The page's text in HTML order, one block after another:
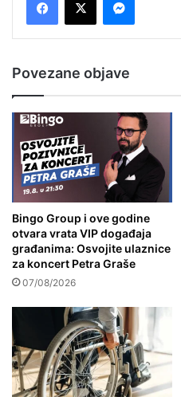
Povezane objave
Bingo Group i ove godine
otvara vrata VIP događaja
građanima: Osvojite ulaznice
za koncert Petra Graše
07/08/2026